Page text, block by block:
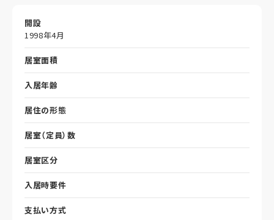
開設
1998年4月
居室面積
入居年齢
居住の形態
居室（定員）数
居室区分
入居時要件
支払い方式